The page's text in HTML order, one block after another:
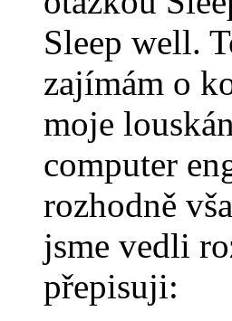
Sleep well.
zajímám o
moje
computer
rozhodně
jsme vedli
přepisuji: